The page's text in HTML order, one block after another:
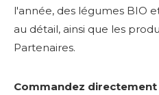
l'année, des légumes BIO
au détail, ainsi que les
Partenaires.
Commandez directement